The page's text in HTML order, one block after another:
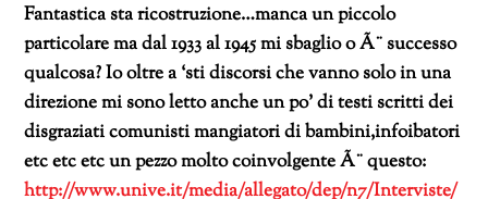
Fantastica sta ricostruzione…manca un piccolo
particolare ma dal 1933 al 1945 mi sbaglio o Ã¨ successo
qualcosa? Io oltre a ‘sti discorsi che vanno solo in una
direzione mi sono letto anche un po’ di testi scritti dei
disgraziati comunisti mangiatori di bambini,infoibatori
etc etc etc un pezzo molto coinvolgente Ã¨ questo:
http://www.unive.it/media/allegato/dep/n7/Interviste/